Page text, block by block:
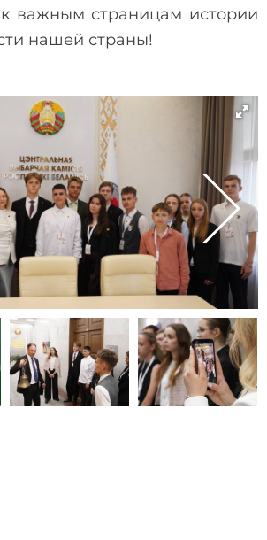
к важным страницам истории
нашей страны!